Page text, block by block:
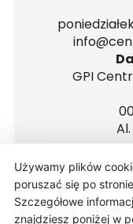
GPI
Używamy plików
poruszać się po
Szczegółowe
znajdziesz poniżej w